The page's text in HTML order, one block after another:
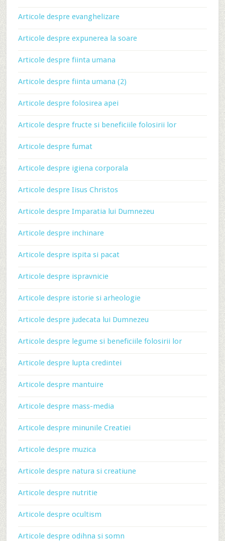
Articole despre evanghelizare
Articole despre expunerea la soare
Articole despre fiinta umana
Articole despre fiinta umana (2)
Articole despre folosirea apei
Articole despre fructe si beneficiile folosirii lor
Articole despre fumat
Articole despre igiena corporala
Articole despre Iisus Christos
Articole despre Imparatia lui Dumnezeu
Articole despre inchinare
Articole despre ispita si pacat
Articole despre ispravnicie
Articole despre istorie si arheologie
Articole despre judecata lui Dumnezeu
Articole despre legume si beneficiile folosirii lor
Articole despre lupta credintei
Articole despre mantuire
Articole despre mass-media
Articole despre minunile Creatiei
Articole despre muzica
Articole despre natura si creatiune
Articole despre nutritie
Articole despre ocultism
Articole despre odihna si somn